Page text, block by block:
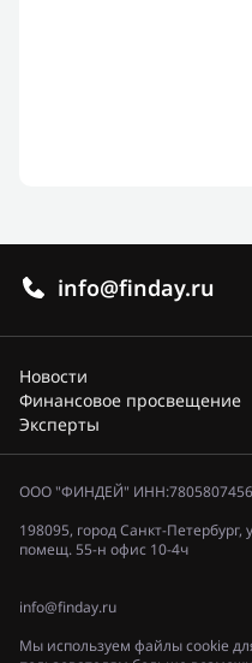
info@finday.ru
Новости
Финансовое просвещение
Эксперты
ООО "ФИНДЕЙ" ИНН:7805807456
198095, город Санкт-
помещ. 55-н офис 10-4ч
info@finday.ru
Мы используем файлы cookie